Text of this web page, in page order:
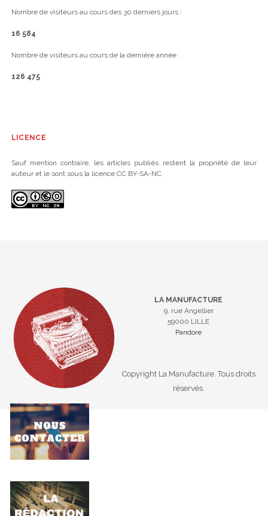
Nombre de visiteurs au cours des 30 derniers jours :
16 584
Nombre de visiteurs au cours de la dernière année :
126 475
LICENCE
Sauf mention contraire, les articles publiés restent la propriété de leur
auteur et le sont sous la licence CC BY-SA-NC.
LA MANUFACTURE
9, rue Angellier
59000 LILLE
Pandore
Copyright La Manufacture. Tous droits
réservés.